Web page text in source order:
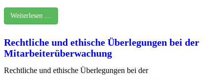
Weiterlesen …
Rechtliche und ethische Überlegungen bei der
Mitarbeiterüberwachung
Rechtliche und ethische Überlegungen bei der